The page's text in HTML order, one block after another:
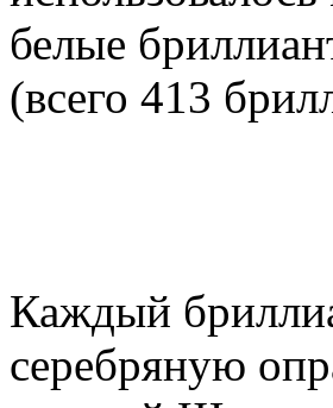
белые
(всего 413
Каждый
серебряную